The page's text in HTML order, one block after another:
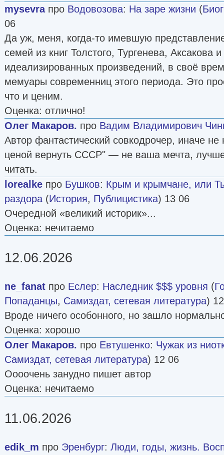
mysevraпро Водовозова: На заре жизни (
06
Да уж, меня, когда-то имевшую
семей из книг Толстого, Тургенева, Аксакова
идеализированных произведений, в своё
мемуары современниц этого периода. Это
что и ценим.
Оценка: отлично!
Олег Макаров. про Вадим Владимирович
Автор фантастический совкодрочер, иначе
ценой вернуть СССР" — не ваша мечта, лучше
читать.
lorealke про Бушков: Крым и крымчане, или
раздора (История, Публицистика) 13 06
Очередной «великий историк»...
Оценка: нечитаемо
12.06.2026
ne_fanat про Еслер: Наследник $$$ уровня (
Попаданцы, Самиздат, сетевая литература)
Вроде ничего особонного, но зашло
Оценка: хорошо
Олег Макаров. про Евтушенко: Чужак из
Самиздат, сетевая литература) 12 06
Оооочень занудно пишет автор
Оценка: нечитаемо
11.06.2026
edik_m про Эренбург: Люди, годы, жизнь.